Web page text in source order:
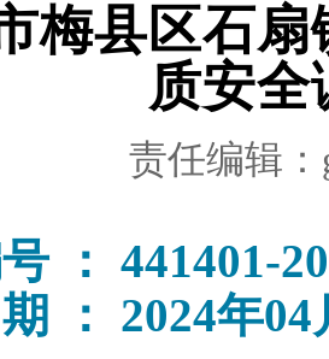
梅县区石
质安全
责任编辑
： 441401-
： 2024年04